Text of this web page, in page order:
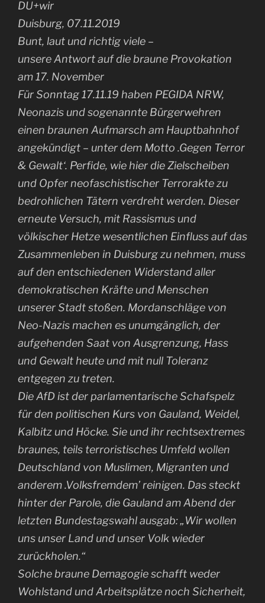
DU+wir
Duisburg, 07.11.2019
Bunt, laut und richtig viele –
unsere Antwort auf die braune Provokation
am 17. November
Für Sonntag 17.11.19 haben PEGIDA NRW,
Neonazis und sogenannte Bürgerwehren
einen braunen Aufmarsch am Hauptbahnhof
angekündigt – unter dem Motto .Gegen Terror
& Gewalt‘. Perfide, wie hier die Zielscheiben
und Opfer neofaschistischer Terrorakte zu
bedrohlichen Tätern verdreht werden. Dieser
erneute Versuch, mit Rassismus und
völkischer Hetze wesentlichen Einfluss auf das
Zusammenleben in Duisburg zu nehmen, muss
auf den entschiedenen Widerstand aller
demokratischen Kräfte und Menschen
unserer Stadt stoßen. Mordanschläge von
Neo-Nazis machen es unumgänglich, der
aufgehenden Saat von Ausgrenzung, Hass
und Gewalt heute und mit null Toleranz
entgegen zu treten.
Die AfD ist der parlamentarische Schafspelz
für den politischen Kurs von Gauland, Weidel,
Kalbitz und Höcke. Sie und ihr rechtsextremes
braunes, teils terroristisches Umfeld wollen
Deutschland von Muslimen, Migranten und
anderem .Volksfremdem’ reinigen. Das steckt
hinter der Parole, die Gauland am Abend der
letzten Bundestagswahl ausgab: „Wir wollen
uns unser Land und unser Volk wieder
zurückholen.“
Solche braune Demagogie schafft weder
Wohlstand und Arbeitsplätze noch Sicherheit,